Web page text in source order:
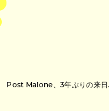
Post Malone、3年ぶりの来日公演が決定、最新作『F-1 Trillion』を引っさげ10月にKアリーナ横浜で開催